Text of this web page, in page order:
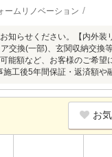
ームリノベーション
らせください。【内外装
交換(一部)、玄関収納交換
能額など、お客様のご希
工後5年間保証・返済額や
お